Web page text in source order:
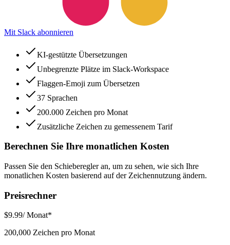
Mit Slack abonnieren
KI-gestützte Übersetzungen
Unbegrenzte Plätze im Slack-Workspace
Flaggen-Emoji zum Übersetzen
37 Sprachen
200.000 Zeichen pro Monat
Zusätzliche Zeichen zu gemessenem Tarif
Berechnen Sie Ihre monatlichen Kosten
Passen Sie den Schieberegler an, um zu sehen, wie sich Ihre
monatlichen Kosten basierend auf der Zeichennutzung ändern.
Preisrechner
$9.99/ Monat*
200,000 Zeichen pro Monat